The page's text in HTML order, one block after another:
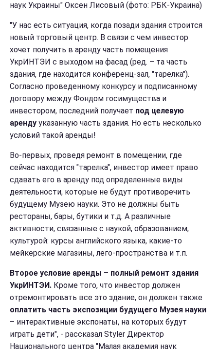
наук Украины" Оксен Лисовый (фото: РБК-Украина)
"У нас есть ситуация, когда позади здания строится
новый торговый центр. В связи с чем инвестор
хочет получить в аренду часть помещения
УкрИНТЭИ с выходом на фасад (ред. – та часть
здания, где находится конференц-зал, "тарелка").
Согласно проведенному конкурсу и подписанному
договору между Фондом госимущества и
инвестором, последний получает под целевую
аренду указанную часть здания. Но есть несколько
условий такой аренды!
Во-первых, проведя ремонт в помещении, где
сейчас находится "тарелка", инвестор имеет право
сдавать его в аренду под определенные виды
деятельности, которые не будут противоречить
будущему Музею науки. Это не должны быть
рестораны, бары, бутики и т.д. А различные
активности, связанные с наукой, образованием,
культурой: курсы английского языка, какие-то
мейкерские магазины, лего-пространства и т.п.
Второе условие аренды – полный ремонт здания
УкрИНТЭИ. Кроме того, что инвестор должен
отремонтировать все это здание, он должен также
оплатить часть экспозиции будущего Музея науки
– интерактивные экспонаты, на которых будут
играть дети", - рассказал Styler Директор
Национального центра "Малая академия наук